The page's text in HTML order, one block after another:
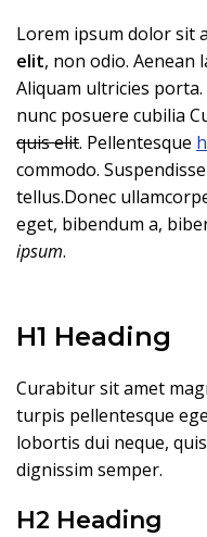
Lorem ipsum dolor sit
elit, non odio. Aenean
Aliquam ultricies porta.
nunc posuere cubilia
quis elit. Pellentesque
commodo.
tellus.Donec
eget, bibendum a,
ipsum.
H1 Heading
Curabitur sit amet
turpis pellentesque
lobortis dui neque,
dignissim semper.
H2 Heading